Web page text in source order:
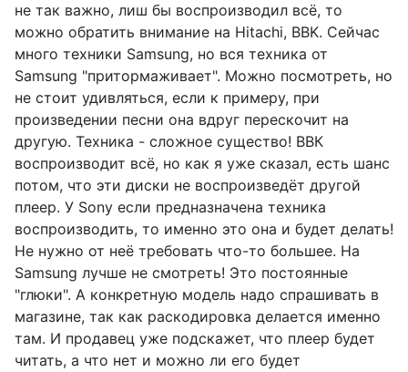
не так важно, лиш бы воспроизводил всё, то
можно обратить внимание на Hitachi, BBK. Сейчас
много техники Samsung, но вся техника от
Samsung "притормаживает". Можно посмотреть, но
не стоит удивляться, если к примеру, при
произведении песни она вдруг перескочит на
другую. Техника - сложное существо! ВВК
воспроизводит всё, но как я уже сказал, есть шанс
потом, что эти диски не воспроизведёт другой
плеер. У Sony если предназначена техника
воспроизводить, то именно это она и будет делать!
Не нужно от неё требовать что-то большее. На
Samsung лучше не смотреть! Это постоянные
"глюки". А конкретную модель надо спрашивать в
магазине, так как раскодировка делается именно
там. И продавец уже подскажет, что плеер будет
читать, а что нет и можно ли его будет